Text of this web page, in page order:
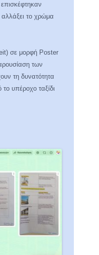
το χρώμα
σε μορφή Poster
των
τη δυνατότητα
υπέροχο ταξίδι